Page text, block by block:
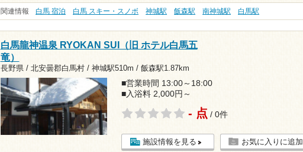
関連情報 白馬 宿泊 白馬 スキー・スノボ 神城駅 飯森駅 南神城駅 白馬駅
白馬龍神温泉 RYOKAN SUI（旧 ホテル白馬五
竜）
長野県 / 北安曇郡白馬村 / 神城駅510m / 飯森駅1.87km
■営業時間 13:00～18:00
■入浴料 2,000円～
- 点 / 0件
施設情報を見る お気に入りに追加